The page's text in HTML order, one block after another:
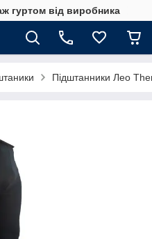
гуртом від виробника
Підштанники Лео